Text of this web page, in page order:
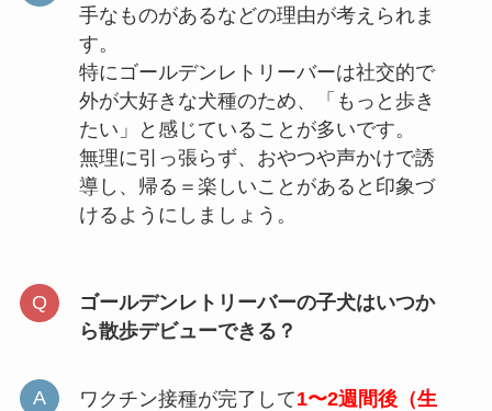
手なものがあるなどの理由が考えられま
す。
特にゴールデンレトリーバーは社交的で
外が大好きな犬種のため、「もっと歩き
たい」と感じていることが多いです。
無理に引っ張らず、おやつや声かけで誘
導し、帰る＝楽しいことがあると印象づ
けるようにしましょう。
ゴールデンレトリーバーの子犬はいつか
ら散歩デビューできる？
ワクチン接種が完了して1〜2週間後（生